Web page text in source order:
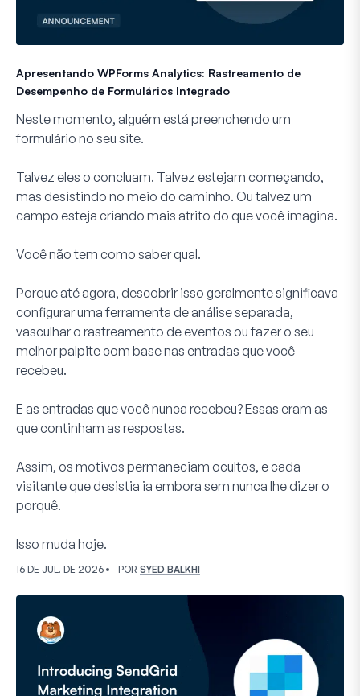
Apresentando WPForms Analytics: Rastreamento de
Desempenho de Formulários Integrado
Neste momento, alguém está preenchendo um
formulário no seu site.
Talvez eles o concluam. Talvez estejam começando,
mas desistindo no meio do caminho. Ou talvez um
campo esteja criando mais atrito do que você imagina.
Você não tem como saber qual.
Porque até agora, descobrir isso geralmente significava
configurar uma ferramenta de análise separada,
vasculhar o rastreamento de eventos ou fazer o seu
melhor palpite com base nas entradas que você
recebeu.
E as entradas que você nunca recebeu? Essas eram as
que continham as respostas.
Assim, os motivos permaneciam ocultos, e cada
visitante que desistia ia embora sem nunca lhe dizer o
porquê.
Isso muda hoje.
16 DE JUL. DE 2026 POR SYED BALKHI